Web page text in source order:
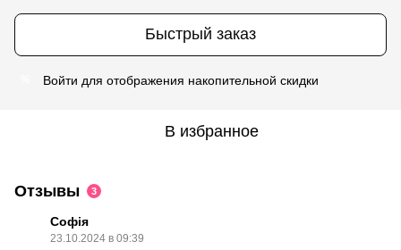
Быстрый заказ
Войти для отображения накопительной скидки
В избранное
Отзывы 3
Софія
23.10.2024 в 09:39